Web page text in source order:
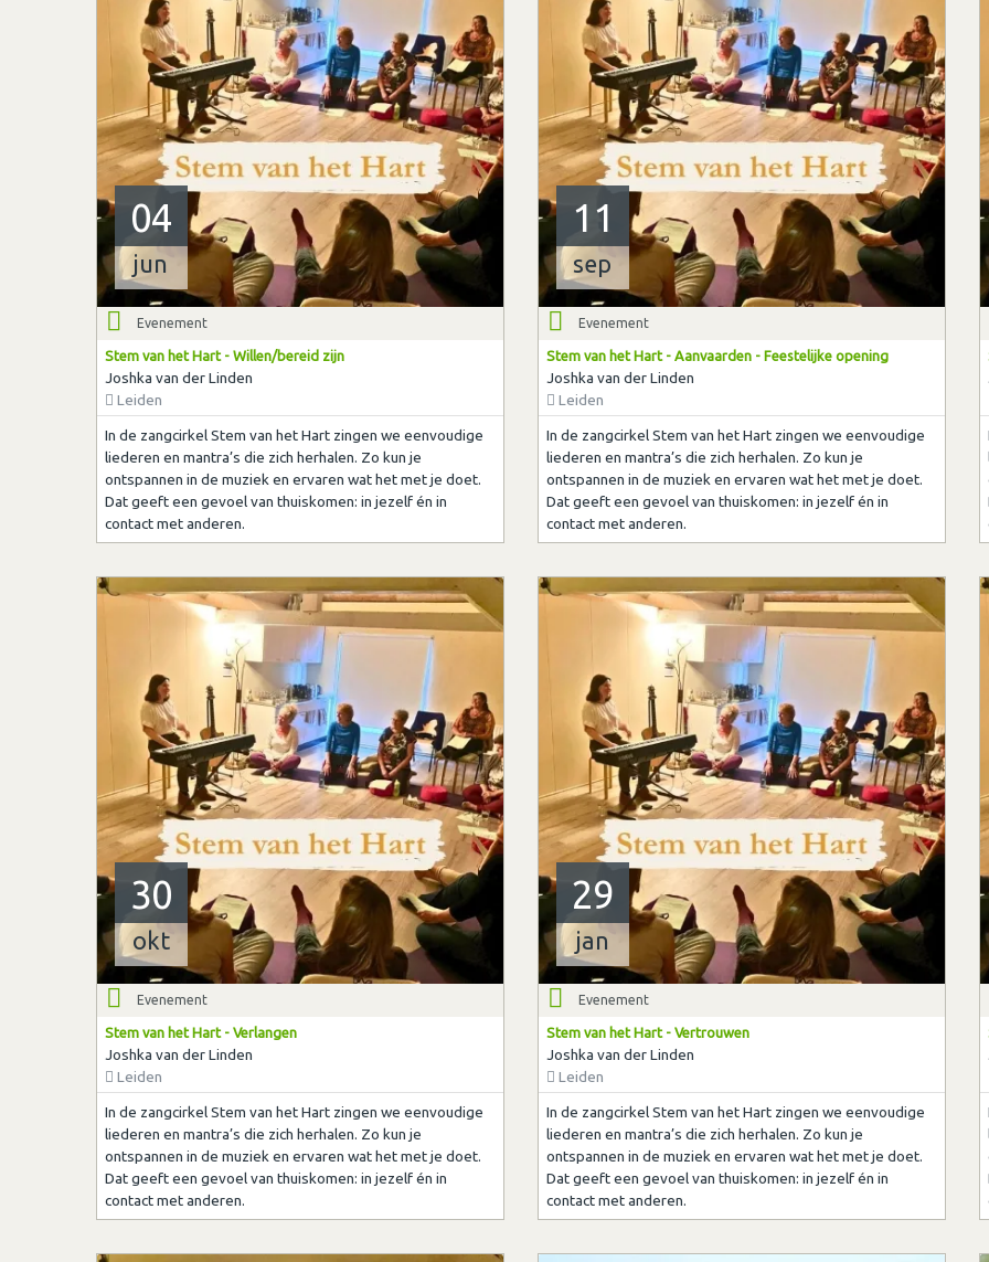
04
jun
Evenement
Stem van het Hart - Willen/bereid zijn
Joshka van der Linden
Leiden
In de zangcirkel Stem van het Hart zingen we eenvoudige
liederen en mantra’s die zich herhalen. Zo kun je
ontspannen in de muziek en ervaren wat het met je doet.
Dat geeft een gevoel van thuiskomen: in jezelf én in
contact met anderen.
11
sep
Evenement
Stem van het Hart - Aanvaarden - Feestelijke opening
Joshka van der Linden
Leiden
In de zangcirkel Stem van het Hart zingen we eenvoudige
liederen en mantra’s die zich herhalen. Zo kun je
ontspannen in de muziek en ervaren wat het met je doet.
Dat geeft een gevoel van thuiskomen: in jezelf én in
contact met anderen.
30
okt
Evenement
Stem van het Hart - Verlangen
Joshka van der Linden
Leiden
In de zangcirkel Stem van het Hart zingen we eenvoudige
liederen en mantra’s die zich herhalen. Zo kun je
ontspannen in de muziek en ervaren wat het met je doet.
Dat geeft een gevoel van thuiskomen: in jezelf én in
contact met anderen.
29
jan
Evenement
Stem van het Hart - Vertrouwen
Joshka van der Linden
Leiden
In de zangcirkel Stem van het Hart zingen we eenvoudige
liederen en mantra’s die zich herhalen. Zo kun je
ontspannen in de muziek en ervaren wat het met je doet.
Dat geeft een gevoel van thuiskomen: in jezelf én in
contact met anderen.